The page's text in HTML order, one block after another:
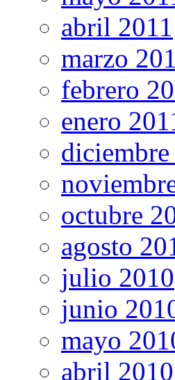
abril 2011
marzo
febrero
enero
octubre
agosto
julio 2010
junio
mayo
abril 2010